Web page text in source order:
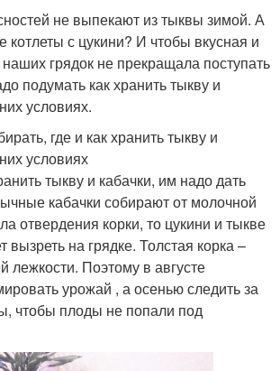
не выпекают из тыквы зимой. А
котлеты с цукини? И чтобы вкусная и
грядок не прекращала поступать
подумать как хранить тыкву и
условиях.
где и как хранить тыкву и
условиях
тыкву и кабачки, им надо дать
кабачки собирают от молочной
отвердения корки, то цукини и тыкве
вызреть на грядке. Толстая корка –
лежкости. Поэтому в августе
урожай , а осенью следить за
чтобы плоды не попали под